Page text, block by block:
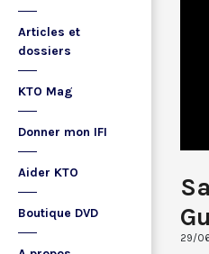
Articles et
dossiers
KTO Mag
Donner mon IFI
Aider KTO
Boutique DVD
29/